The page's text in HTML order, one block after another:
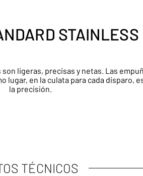
STAINLESS
ligeras, precisas y netas. Las
en la culata para cada
la precisión.
TÉCNICOS